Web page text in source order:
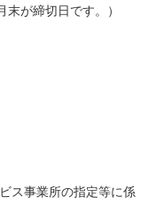
が締切日です。）
事業所の指定等に係